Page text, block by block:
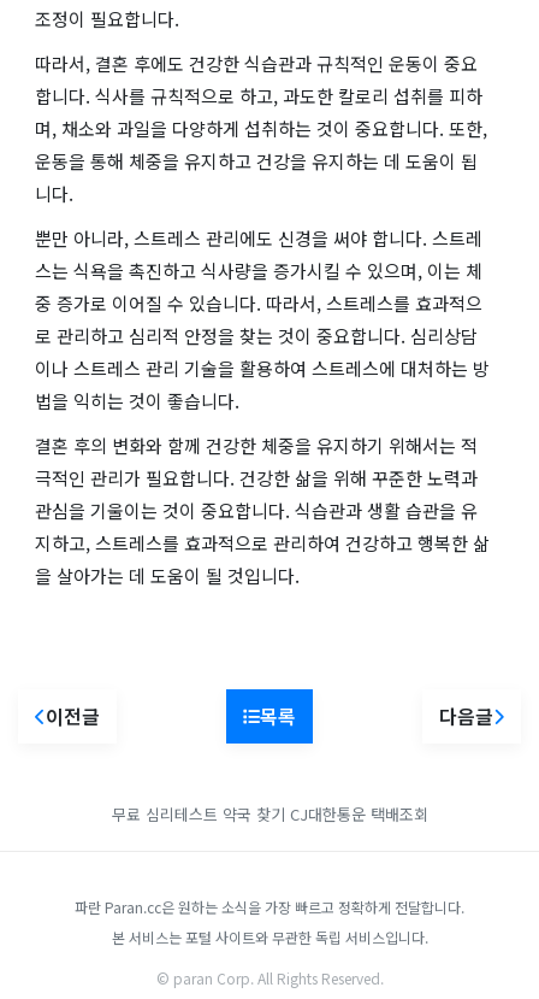
조정이 필요합니다.
따라서, 결혼 후에도 건강한 식습관과 규칙적인 운동이 중요
합니다. 식사를 규칙적으로 하고, 과도한 칼로리 섭취를 피하
며, 채소와 과일을 다양하게 섭취하는 것이 중요합니다. 또한,
운동을 통해 체중을 유지하고 건강을 유지하는 데 도움이 됩
니다.
뿐만 아니라, 스트레스 관리에도 신경을 써야 합니다. 스트레
스는 식욕을 촉진하고 식사량을 증가시킬 수 있으며, 이는 체
중 증가로 이어질 수 있습니다. 따라서, 스트레스를 효과적으
로 관리하고 심리적 안정을 찾는 것이 중요합니다. 심리상담
이나 스트레스 관리 기술을 활용하여 스트레스에 대처하는 방
법을 익히는 것이 좋습니다.
결혼 후의 변화와 함께 건강한 체중을 유지하기 위해서는 적
극적인 관리가 필요합니다. 건강한 삶을 위해 꾸준한 노력과
관심을 기울이는 것이 중요합니다. 식습관과 생활 습관을 유
지하고, 스트레스를 효과적으로 관리하여 건강하고 행복한 삶
을 살아가는 데 도움이 될 것입니다.
이전글 목록 다음글
무료 심리테스트 약국 찾기 CJ대한통운 택배조회
파란 Paran.cc은 원하는 소식을 가장 빠르고 정확하게 전달합니다.
본 서비스는 포털 사이트와 무관한 독립 서비스입니다.
© paran Corp. All Rights Reserved.